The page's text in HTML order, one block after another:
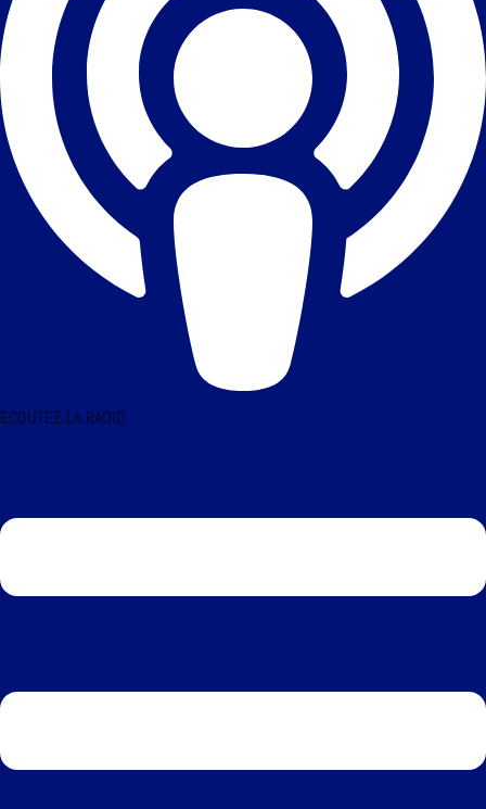
ÉCOUTEZ LA RADIO